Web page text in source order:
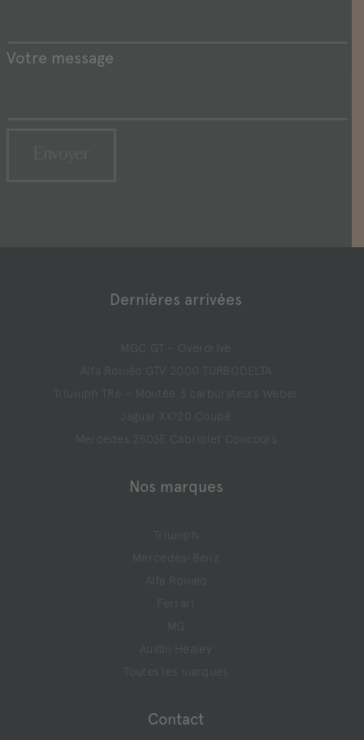
Votre message
Dernières arrivées
MGC GT – Overdrive
Alfa Roméo GTV 2000 TURBODELTA
Triumph TR6 – Montée 3 carburateurs Weber
Jaguar XK120 Coupé
Mercedes 250SE Cabriolet Concours
Nos marques
Triumph
Mercedes-Benz
Alfa Romeo
Ferrari
MG
Austin Healey
Toutes les marques
Contact